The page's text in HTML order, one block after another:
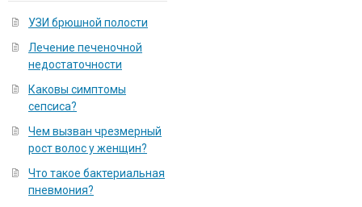
УЗИ брюшной полости
Лечение печеночной
недостаточности
Каковы симптомы
сепсиса?
Чем вызван чрезмерный
рост волос у женщин?
Что такое бактериальная
пневмония?